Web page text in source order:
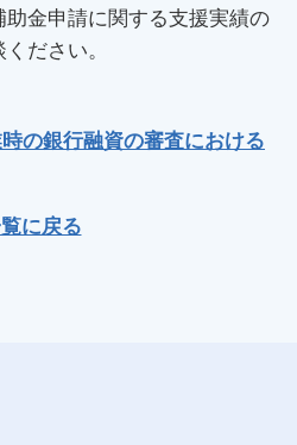
金申請に関する支援実績の
ださい。
の銀行融資の審査における
に戻る